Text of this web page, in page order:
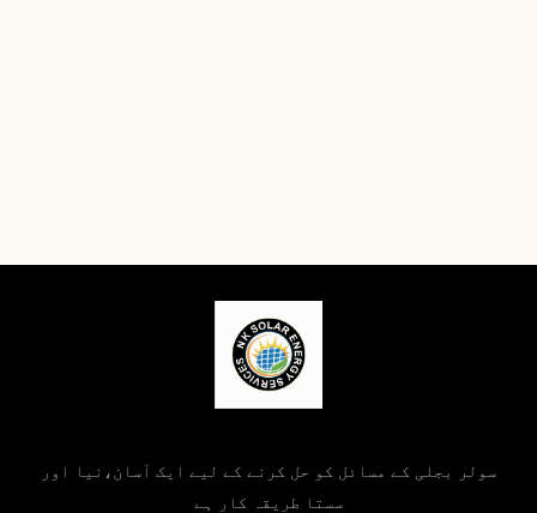
سولر بجلی کے مسائل کو حل کرنے کے لیے ایک آسان،نیا اور
سستا طریقہ کار ہے